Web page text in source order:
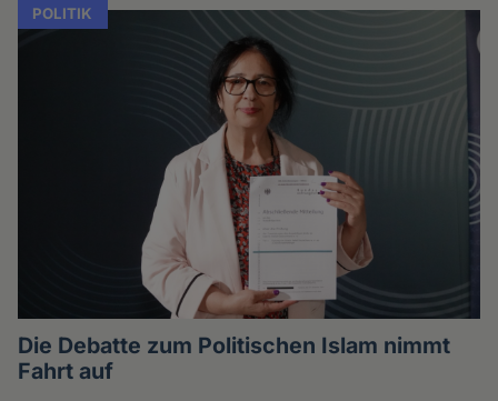
POLITIK
Die Debatte zum Politischen Islam nimmt
Fahrt auf